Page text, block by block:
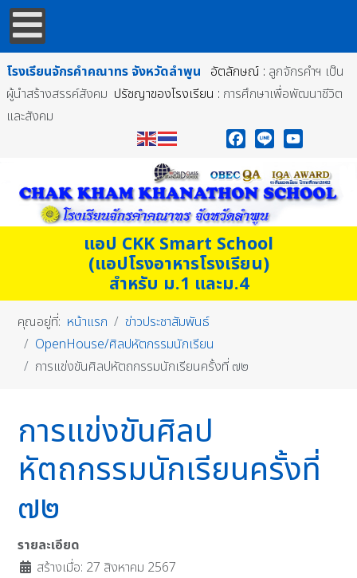
โรงเรียนจักรคำคณาทร จังหวัดลำพูน อัตลักษณ์ : ลูกจักรคำฯ เป็น
ผู้นำสร้างสรรค์สังคม ปรัชญาของโรงเรียน : การศึกษาเพื่อพัฒนาชีวิต
และสังคม
แอป CKK Smart School
(แอปโรงอาหารโรงเรียน)
สำหรับ ม.1 และม.4
คุณอยู่ที่: หน้าแรก
ข่าวประชาสัมพันธ์
OpenHouse/ศิลปหัตกรรมนักเรียน
การแข่งขันศิลปหัตถกรรมนักเรียนครั้งที่ ๗๒
การแข่งขันศิลป
หัตถกรรมนักเรียนครั้งที่
๗๒
รายละเอียด
สร้างเมื่อ: 27 สิงหาคม 2567